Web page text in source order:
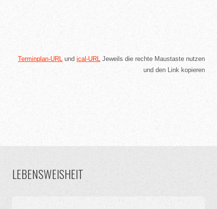
Terminplan-URL undical-URL Jeweils die rechte Maustaste nutzen
und den Link kopieren
LEBENSWEISHEIT